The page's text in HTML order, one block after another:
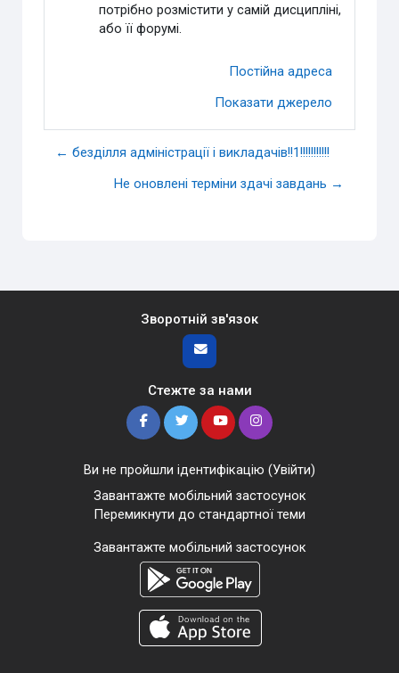
потрібно розмістити у самій дисципліні,
або її форумі.
Постійна адреса
Показати джерело
← безділля адміністрації і викладачів!!1!!!!!!!!!!!
Не оновлені терміни здачі завдань →
Зворотній зв'язок
Стежте за нами
Ви не пройшли ідентифікацію (Увійти)
Завантажте мобільний застосунок
Перемикнути до стандартної теми
Завантажте мобільний застосунок